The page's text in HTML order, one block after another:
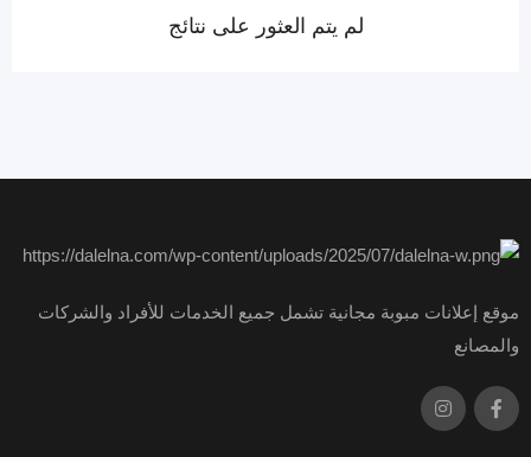
لم يتم العثور على نتائج
موقع إعلانات مبوبة مجانية تشمل جميع الخدمات للأفراد والشركات
والمصانع